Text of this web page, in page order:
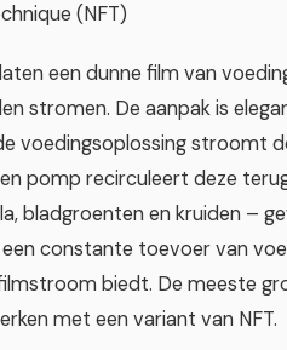
(NFT)
een dunne film van
stromen. De aanpak is
voedingsoplossing stroomt
pomp recirculeert deze
bladgroenten en kruiden –
een constante toevoer van
biedt. De meeste
met een variant van NFT.